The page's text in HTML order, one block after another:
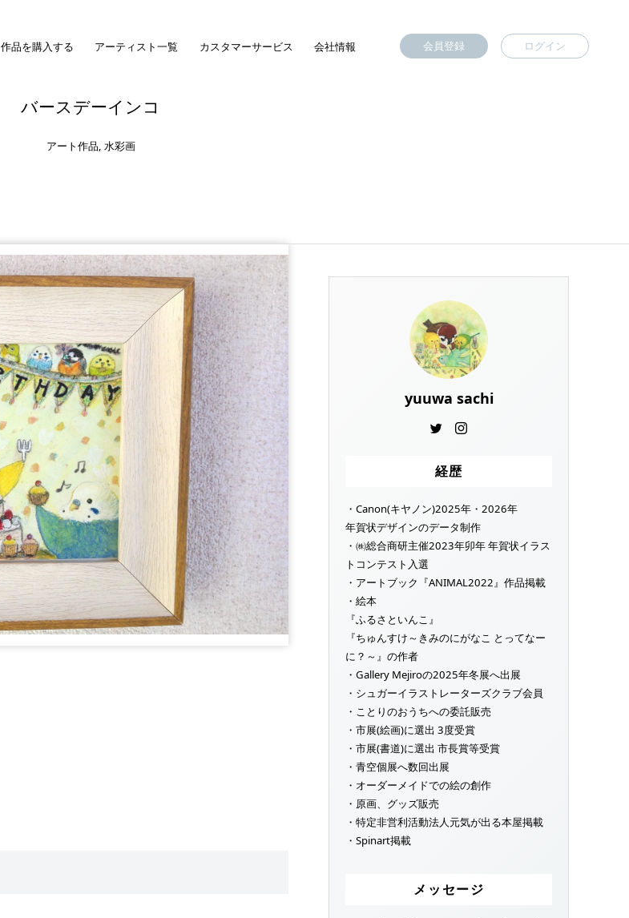
作品を購入する アーティスト一覧 カスタマーサービス 会社情報 会員登録 ログイン
バースデーインコ
アート作品, 水彩画
yuuwa sachi
経歴
・Canon(キヤノン)2025年・2026年
年賀状デザインのデータ制作
・㈱総合商研主催2023年卯年 年賀状イラス
トコンテスト入選
・アートブック『ANIMAL2022』作品掲載
・絵本
『ふるさといんこ』
『ちゅんすけ～きみのにがなこ とってなー
に？～』の作者
・Gallery Mejiroの2025年冬展へ出展
・シュガーイラストレーターズクラブ会員
・ことりのおうちへの委託販売
・市展(絵画)に選出 3度受賞
・市展(書道)に選出 市長賞等受賞
・青空個展へ数回出展
・オーダーメイドでの絵の創作
・原画、グッズ販売
・特定非営利活動法人元気が出る本屋掲載
・Spinart掲載
メッセージ